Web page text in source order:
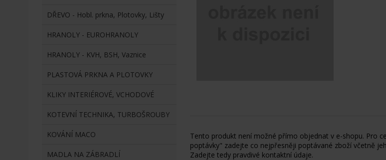
DŘEVO - Hobl. prkna, Plotovky, Lišty
HRANOLY - EUROHRANOLY
HRANOLY - KVH, BSH, Vaznice
PLASTOVÁ PRKNA A PLOTOVKY
KLIKY INTERIÉROVÉ, VCHODOVÉ
KOTEVNÍ TECHNIKA, TURBOŠROUBY
KOVÁNÍ MACO
MADLA NA ZÁBRADLÍ
Tento produkt není možné přímo objednat v e-shopu. Pro
poptávky" zadejte co nejpřesněji poptávané zboží včetně
Zadejte tedy pravdivé kontaktní údaje.